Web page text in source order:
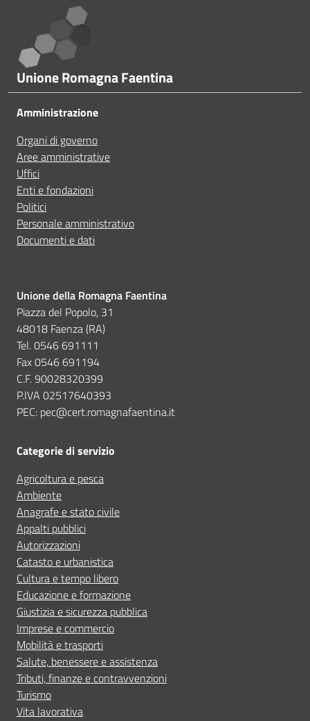
A volte le indicazioni non erano complete
A volte non capivo se stavo procedendo
Ho avuto problemi tecnici
Altro
Unione Romagna Faentina
Amministrazione
Organi di governo
Aree amministrative
Uffici
Enti e fondazioni
Politici
Personale amministrativo
Documenti e dati
Unione della Romagna Faentina
Piazza del Popolo, 31
48018 Faenza (RA)
Tel. 0546 691111
Fax 0546 691194
C.F. 90028320399
P.IVA 02517640393
PEC: pec@cert.romagnafaentina.it
Categorie di servizio
Agricoltura e pesca
Ambiente
Anagrafe e stato civile
Appalti pubblici
Autorizzazioni
Catasto e urbanistica
Cultura e tempo libero
Educazione e formazione
Giustizia e sicurezza pubblica
Imprese e commercio
Mobilità e trasporti
Salute, benessere e assistenza
Tributi, finanze e contravvenzioni
Turismo
Vita lavorativa